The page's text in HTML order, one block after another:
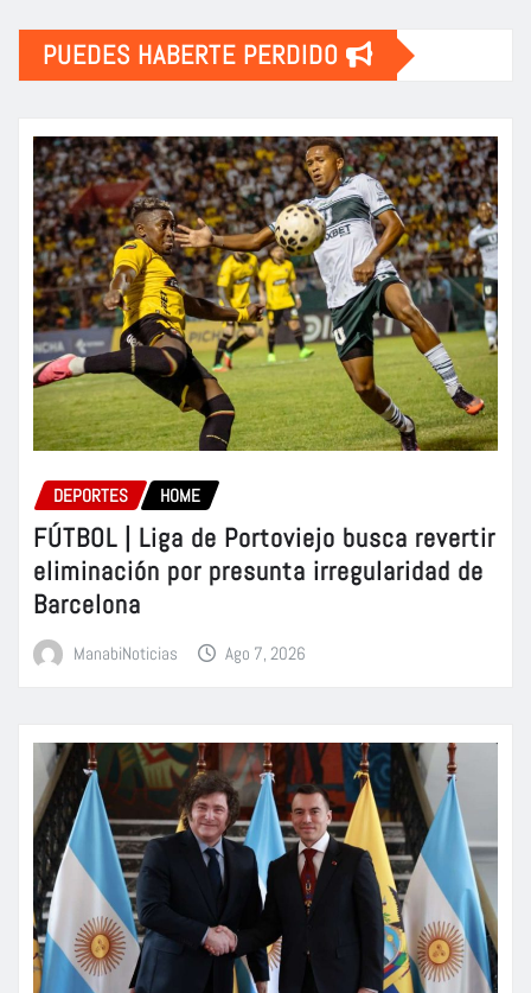
PUEDES HABERTE PERDIDO
DEPORTES HOME
FÚTBOL | Liga de Portoviejo busca revertir
eliminación por presunta irregularidad de
Barcelona
ManabiNoticias Ago 7, 2026